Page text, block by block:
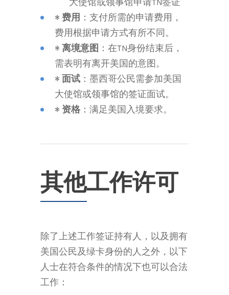
•费用 ：支付所需的申请费用，
费用根据申请方式有所不同。
•离境意图 ：在TN身份结束后，
需表明有离开美国的意图。
•面试 ：墨西哥公民需参加美国
大使馆或领事馆的签证面试。
•资格 ：满足美国入境要求。
其他工作许可
除了上述工作签证持有人，以及拥有
美国公民及绿卡身份的人之外，以下
人士在符合条件的情况下也可以合法
工作：